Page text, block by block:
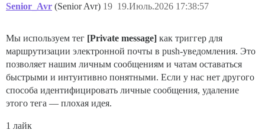
Senior_Avr (Senior Avr) 19.Июль.2026 17:38:57
19
Мы используем тег [Private message] как триггер для
маршрутизации электронной почты в push-уведомления. Это
позволяет нашим личным сообщениям и чатам оставаться
быстрыми и интуитивно понятными. Если у нас нет другого
способа идентифицировать личные сообщения, удаление
этого тега — плохая идея.
1 лайк